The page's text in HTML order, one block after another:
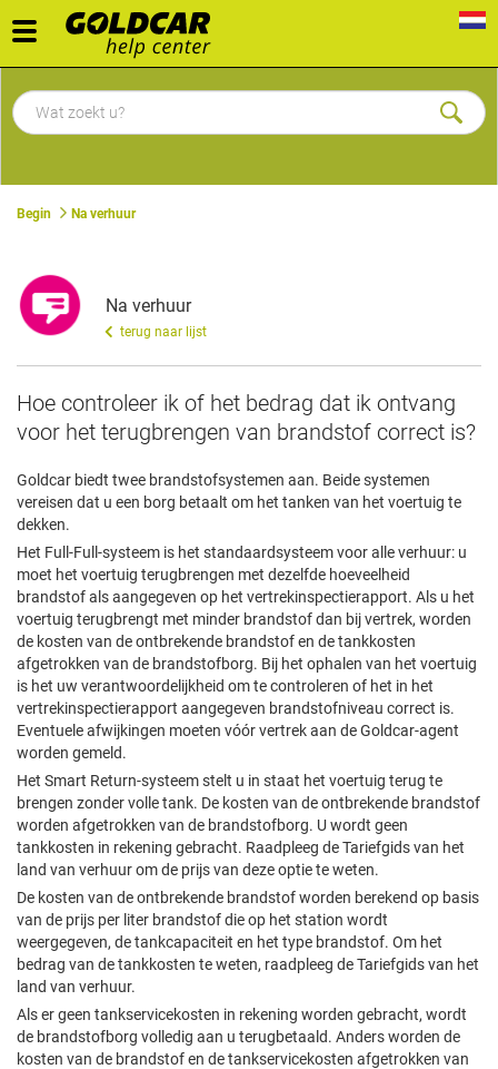
Toggle
navigation
Begin Na verhuur
Na verhuur
terug naar lijst
Hoe controleer ik of het bedrag dat ik ontvang
voor het terugbrengen van brandstof correct is?
Goldcar biedt twee brandstofsystemen aan. Beide systemen
vereisen dat u een borg betaalt om het tanken van het voertuig te
dekken.
Het Full-Full-systeem is het standaardsysteem voor alle verhuur: u
moet het voertuig terugbrengen met dezelfde hoeveelheid
brandstof als aangegeven op het vertrekinspectierapport. Als u het
voertuig terugbrengt met minder brandstof dan bij vertrek, worden
de kosten van de ontbrekende brandstof en de tankkosten
afgetrokken van de brandstofborg. Bij het ophalen van het voertuig
is het uw verantwoordelijkheid om te controleren of het in het
vertrekinspectierapport aangegeven brandstofniveau correct is.
Eventuele afwijkingen moeten vóór vertrek aan de Goldcar-agent
worden gemeld.
Het Smart Return-systeem stelt u in staat het voertuig terug te
brengen zonder volle tank. De kosten van de ontbrekende brandstof
worden afgetrokken van de brandstofborg. U wordt geen
tankkosten in rekening gebracht. Raadpleeg de Tariefgids van het
land van verhuur om de prijs van deze optie te weten.
De kosten van de ontbrekende brandstof worden berekend op basis
van de prijs per liter brandstof die op het station wordt
weergegeven, de tankcapaciteit en het type brandstof. Om het
bedrag van de tankkosten te weten, raadpleeg de Tariefgids van het
land van verhuur.
Als er geen tankservicekosten in rekening worden gebracht, wordt
de brandstofborg volledig aan u terugbetaald. Anders worden de
kosten van de brandstof en de tankservicekosten afgetrokken van